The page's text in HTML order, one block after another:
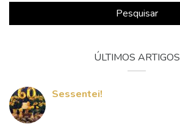
Pesquisar
ÚLTIMOS ARTIGOS
Sessentei!